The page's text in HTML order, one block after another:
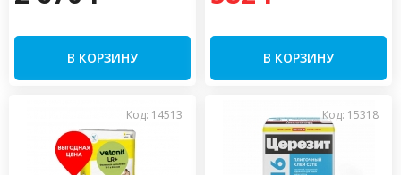
В КОРЗИНУ В КОРЗИНУ
Код: 14513 Код: 15318